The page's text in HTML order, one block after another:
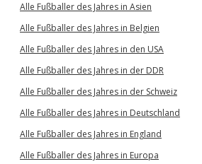
Alle Fußballer des Jahres in Asien
Alle Fußballer des Jahres in Belgien
Alle Fußballer des Jahres in den USA
Alle Fußballer des Jahres in der DDR
Alle Fußballer des Jahres in der Schweiz
Alle Fußballer des Jahres in Deutschland
Alle Fußballer des Jahres in England
Alle Fußballer des Jahres in Europa